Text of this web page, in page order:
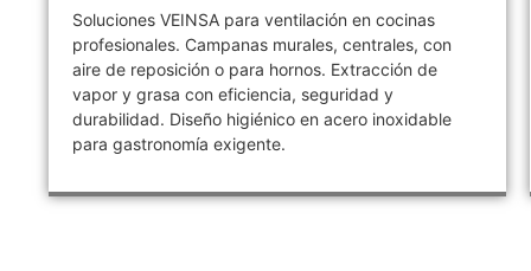
Soluciones VEINSA para ventilación en cocinas
profesionales. Campanas murales, centrales, con
aire de reposición o para hornos. Extracción de
vapor y grasa con eficiencia, seguridad y
durabilidad. Diseño higiénico en acero inoxidable
para gastronomía exigente.